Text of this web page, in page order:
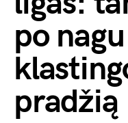
po
pradžią